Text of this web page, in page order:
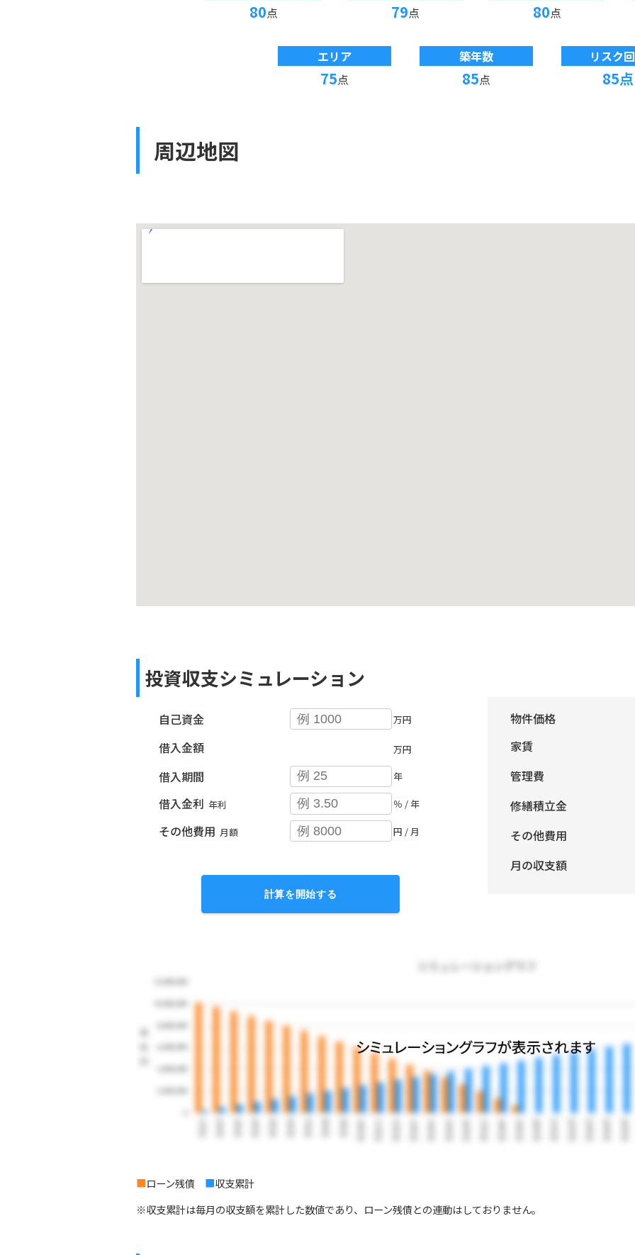
80点 79点 80点
エリア
75点
築年数
85点
リスク
85点
周辺地図
投資収支シミュレーション
自己資金 万円
借入金額 万円
借入期間 年
借入金利 年利 ％ / 年
その他費用 月額 円 / 月
計算を開始する
物件価格
家賃
管理費
修繕積立金
その他費用
月の収支額
■ローン残債 ■収支累計
※収支累計は毎月の収支額を累計した数値であり、ローン残債との連動はしておりません。